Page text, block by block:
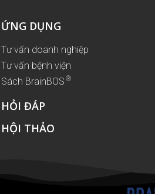
ỨNG DỤNG
Tư vấn doanh nghiệp
Tư vấn bệnh viện
Sách BrainBOS ®
HỎI ĐÁP
HỘI THẢO